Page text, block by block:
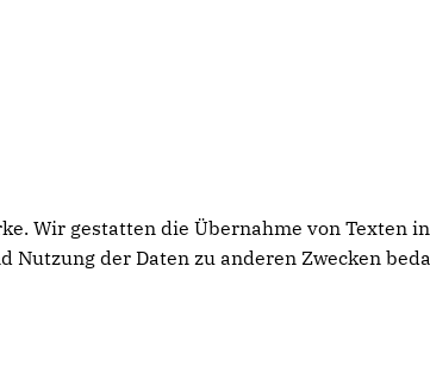
Wir gestatten die Übernahme von Texten
der Daten zu anderen Zwecken